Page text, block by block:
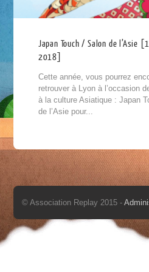
Japan Touch / Salon de l’Asie
2018]
Cette année, vous pourrez
retrouver à Lyon à l’occasion
à la culture Asiatique : Japan
de l’Asie pour...
© Association Replay 2015 -